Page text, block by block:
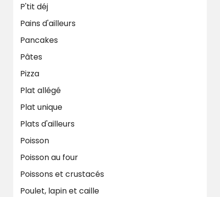
P'tit déj
Pains d'ailleurs
Pancakes
Pâtes
Pizza
Plat allégé
Plat unique
Plats d'ailleurs
Poisson
Poisson au four
Poissons et crustacés
Poulet, lapin et caille